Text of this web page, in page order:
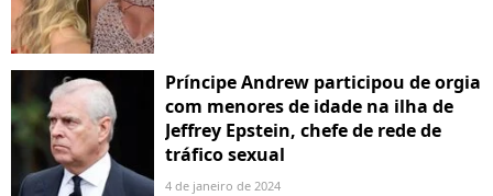
Príncipe Andrew participou de orgia
com menores de idade na ilha de
Jeffrey Epstein, chefe de rede de
tráfico sexual
4 de janeiro de 2024